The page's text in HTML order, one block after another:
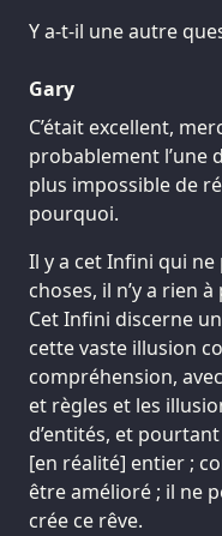
Y a-t-il une autre
Gary
C’était excellent,
probablement l’une
plus impossible de
pourquoi.
Il y a cet Infini qui
choses, il n’y a rien
Cet Infini discerne
cette vaste illusion
compréhension,
et règles et les
d’entités, et
[en réalité] entier ;
être amélioré ; il ne
crée ce rêve.